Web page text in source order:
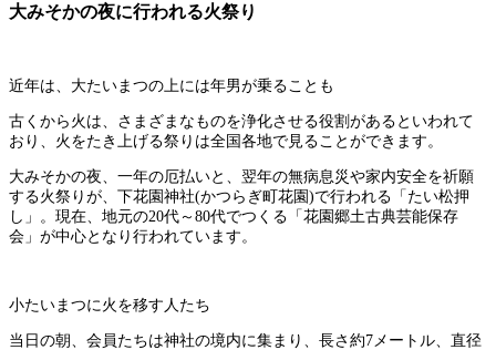
大みそかの夜に行われる火祭り
近年は、大たいまつの上には年男が乗ることも
古くから火は、さまざまなものを浄化させる役割があるといわれて
おり、火をたき上げる祭りは全国各地で見ることができます。
大みそかの夜、一年の厄払いと、翌年の無病息災や家内安全を祈願
する火祭りが、下花園神社(かつらぎ町花園)で行われる「たい松押
し」。現在、地元の20代～80代でつくる「花園郷土古典芸能保存
会」が中心となり行われています。
小たいまつに火を移す人たち
当日の朝、会員たちは神社の境内に集まり、長さ約7メートル、直径